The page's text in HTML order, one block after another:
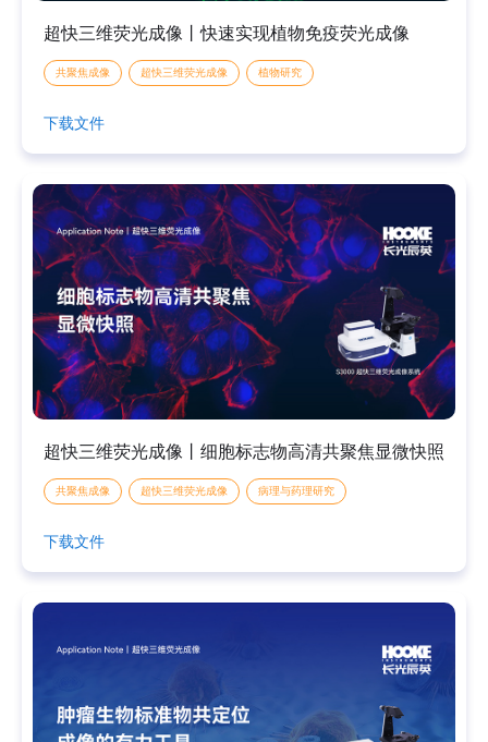
超快三维荧光成像丨快速实现植物免疫荧光成像
共聚焦成像 超快三维荧光成像 植物研究
下载文件
超快三维荧光成像丨细胞标志物高清共聚焦显微快照
共聚焦成像 超快三维荧光成像 病理与药理研究
下载文件